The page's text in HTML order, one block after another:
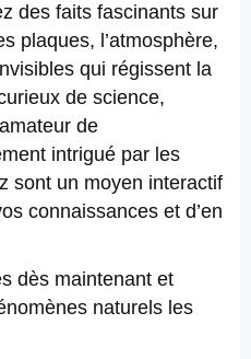
des faits fascinants sur
plaques, l’atmosphère,
qui régissent la
de science,
de
intrigué par les
sont un moyen interactif
connaissances et d’en
dès maintenant et
naturels les